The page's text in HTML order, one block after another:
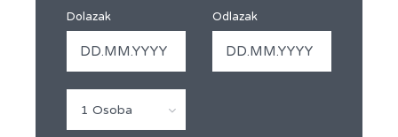
Dolazak Odlazak
1 Osoba